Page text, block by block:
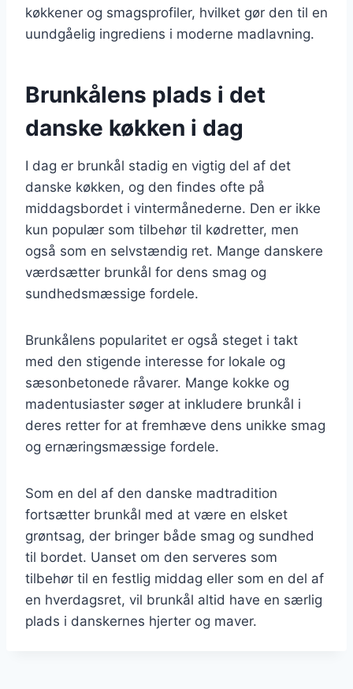
køkkener og smagsprofiler, hvilket gør den til en
uundgåelig ingrediens i moderne madlavning.
Brunkålens plads i det
danske køkken i dag
I dag er brunkål stadig en vigtig del af det
danske køkken, og den findes ofte på
middagsbordet i vintermånederne. Den er ikke
kun populær som tilbehør til kødretter, men
også som en selvstændig ret. Mange danskere
værdsætter brunkål for dens smag og
sundhedsmæssige fordele.
Brunkålens popularitet er også steget i takt
med den stigende interesse for lokale og
sæsonbetonede råvarer. Mange kokke og
madentusiaster søger at inkludere brunkål i
deres retter for at fremhæve dens unikke smag
og ernæringsmæssige fordele.
Som en del af den danske madtradition
fortsætter brunkål med at være en elsket
grøntsag, der bringer både smag og sundhed
til bordet. Uanset om den serveres som
tilbehør til en festlig middag eller som en del af
en hverdagsret, vil brunkål altid have en særlig
plads i danskernes hjerter og maver.